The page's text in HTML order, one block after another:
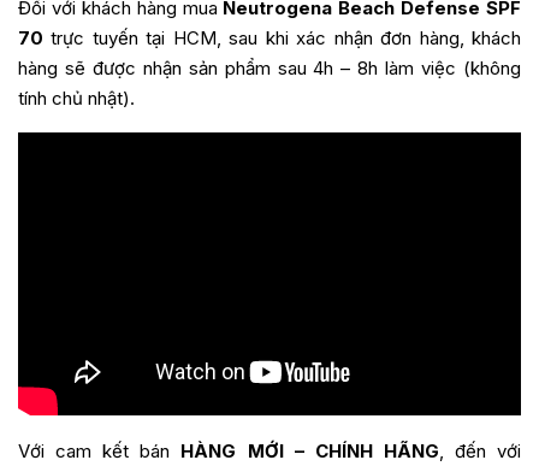
Đối với khách hàng mua Neutrogena Beach Defense SPF
70 trực tuyến tại HCM, sau khi xác nhận đơn hàng, khách
hàng sẽ được nhận sản phẩm sau 4h – 8h làm việc (không
tính chủ nhật).
Với cam kết bán HÀNG MỚI – CHÍNH HÃNG , đến với